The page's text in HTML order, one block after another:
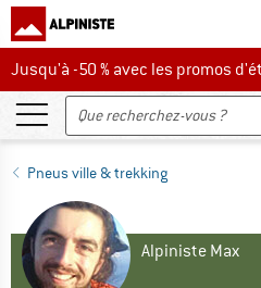
Jusqu'à -50 % avec les promos d'été
Jusqu'à -50 % avec les promos
Pneus ville & trekking
Alpiniste Max